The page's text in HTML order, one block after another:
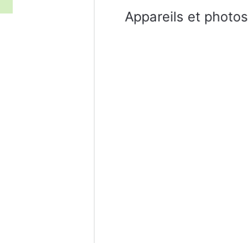
Appareils et photos